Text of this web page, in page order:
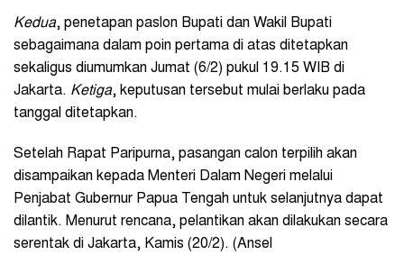
Kedua, penetapan paslon Bupati dan Wakil Bupati
sebagaimana dalam poin pertama di atas ditetapkan
sekaligus diumumkan Jumat (6/2) pukul 19.15 WIB di
Jakarta. Ketiga, keputusan tersebut mulai berlaku pada
tanggal ditetapkan.
Setelah Rapat Paripurna, pasangan calon terpilih akan
disampaikan kepada Menteri Dalam Negeri melalui
Penjabat Gubernur Papua Tengah untuk selanjutnya dapat
dilantik. Menurut rencana, pelantikan akan dilakukan secara
serentak di Jakarta, Kamis (20/2). (Ansel